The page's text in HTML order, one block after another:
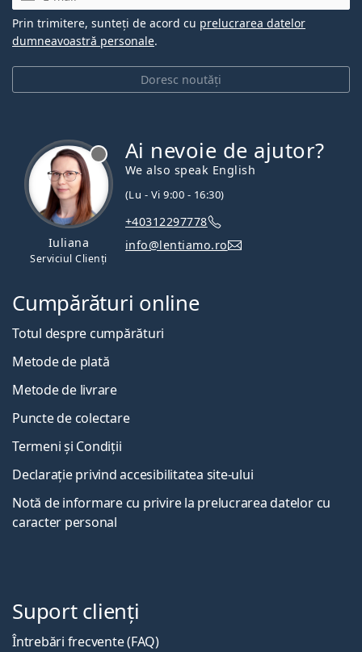
Doresc noutăți
Prin trimitere, sunteți de acord cu prelucrarea datelor
dumneavoastră personale.
Iuliana
Serviciul Clienți
Ai nevoie de ajutor?
We also speak English
(Lu - Vi 9:00 - 16:30)
+40312297778
info@lentiamo.ro
Cumpărături online
Totul despre cumpărături
Metode de plată
Metode de livrare
Puncte de colectare
Termeni și Condiții
Declarație privind accesibilitatea site-ului
Notă de informare cu privire la prelucrarea datelor cu
caracter personal
Suport clienți
Întrebări frecvente (FAQ)